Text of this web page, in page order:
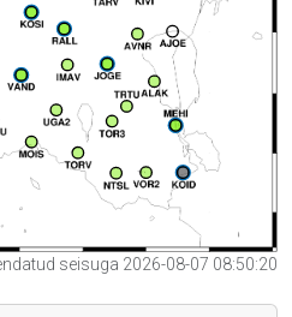
seisuga 2026-08-07 08:50:20